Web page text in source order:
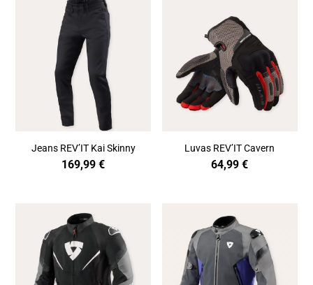
Jeans REV’IT Kai Skinny
169,99€
Luvas REV’IT Cavern
64,99€